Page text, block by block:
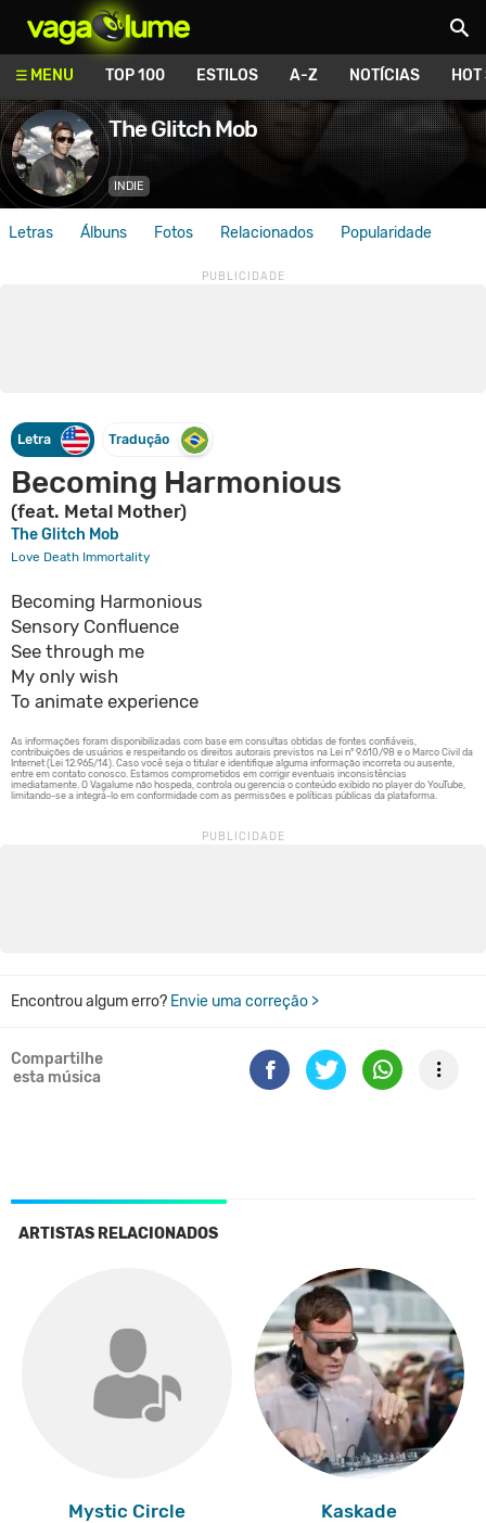
MENU TOP 100 ESTILOS A-Z NOTÍCIAS
The Glitch Mob
INDIE
Letras Álbuns Fotos Relacionados Popularidade
Letra Tradução
Becoming Harmonious
(feat. Metal Mother)
The Glitch Mob
Love Death Immortality
Becoming Harmonious
Sensory Confluence
See through me
My only wish
To animate experience
Encontrou algum erro? Envie uma correção >
Compartilhe
esta música
ARTISTAS RELACIONADOS
Mystic Circle Kaskade